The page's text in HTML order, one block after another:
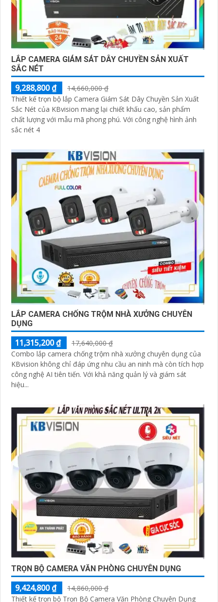
LẮP CAMERA GIÁM SÁT DÂY CHUYỀN SẢN XUẤT
SẮC NÉT
9,288,800 ₫
14,660,000 ₫
Thiết kế trọn bộ lắp Camera Giám Sát Dây Chuyền Sản Xuất
Sắc Nét của KBvision mang lại chiết khấu cao, sản phẩm
chất lượng với mẫu mã phong phú. Với công nghệ hình ảnh
sắc nét 4
LẮP CAMERA CHỐNG TRỘM NHÀ XƯỞNG CHUYÊN
DỤNG
11,315,200 ₫
17,640,000 ₫
Combo lắp camera chống trộm nhà xưởng chuyên dụng của
KBvision không chỉ đáp ứng nhu cầu an ninh mà còn tích hợp
công nghệ AI tiên tiến. Với khả năng quản lý và giám sát
hiệu...
TRỌN BỘ CAMERA VĂN PHÒNG CHUYÊN DỤNG
9,424,800 ₫
14,860,000 ₫
Thiết kế trọn bộ Trọn Bộ Camera Văn Phòng Chuyên Dụng